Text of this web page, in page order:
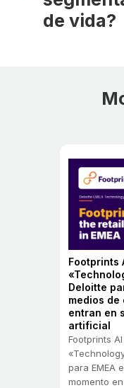
largo del tiempo.
de vida?
cambios
Footprints
Deloitte
medios de
entran en
artificial
Footprints
para EMEA
momento